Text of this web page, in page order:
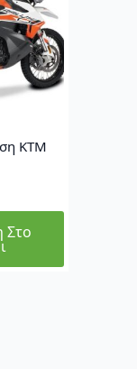
KTM
Στο